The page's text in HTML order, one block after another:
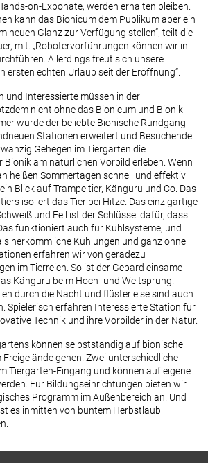
on-Exponate, werden erhalten bleiben.
kann das Bionicum dem Publikum aber ein
neuen Glanz zur Verfügung stellen“, teilt die
mit. „Robotervorführungen können wir in
Allerdings freut sich unsere
ersten echten Urlaub seit der Eröffnung“.
und Interessierte müssen in der
nicht ohne das Bionicum und Bionik
wurde der beliebte Bionische Rundgang
Stationen erweitert und Besuchende
Gehegen im Tiergarten die
Bionik am natürlichen Vorbild erleben. Wenn
heißen Sommertagen schnell und effektiv
Blick auf Trampeltier, Känguru und Co. Das
isoliert das Tier bei Hitze. Das einzigartige
und Fell ist der Schlüssel dafür, dass
funktioniert auch für Kühlsysteme, und
herkömmliche Kühlungen und ganz ohne
erfahren wir von geradezu
im Tierreich. So ist der Gepard einsame
Känguru beim Hoch- und Weitsprung.
durch die Nacht und flüsterleise sind auch
Spielerisch erfahren Interessierte Station für
Technik und ihre Vorbilder in der Natur.
können selbstständig auf bionische
gehen. Zwei unterschiedliche
Tiergarten-Eingang und können auf eigene
Für Bildungseinrichtungen bieten wir
Programm im Außenbereich an. Und
es inmitten von buntem Herbstlaub